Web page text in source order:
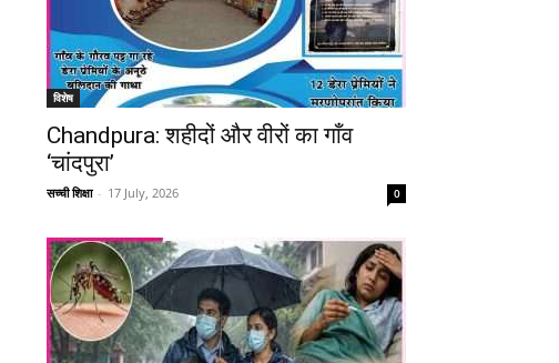
Telegram Copy URL
विशेष
Chandpura: शहीदों और वीरों का गाँव
‘चांदपुरा’
सच्ची शिक्षा - 17 July, 2026 0